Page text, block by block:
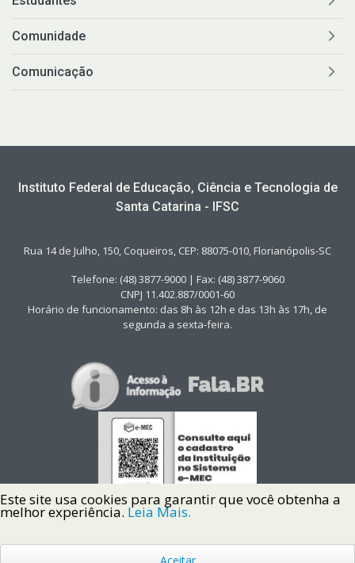
Comunidade
Comunicação
Instituto Federal de Educação, Ciência e Tecnologia de
Santa Catarina - IFSC
Rua 14 de Julho, 150, Coqueiros, CEP: 88075-010, Florianópolis-SC
Telefone: (48) 3877-9000 | Fax: (48) 3877-9060
CNPJ 11.402.887/0001-60
Horário de funcionamento: das 8h às 12h e das 13h às 17h, de
segunda a sexta-feira.
Este site usa cookies para garantir que você obtenha a
melhor experiência. Leia Mais.